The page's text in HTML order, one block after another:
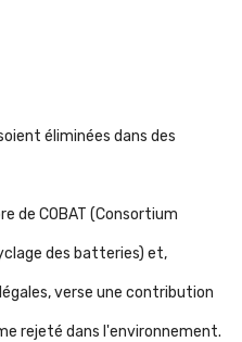
éliminées dans des
de COBAT (Consortium
des batteries) et,
verse une contribution
rejeté dans l'environnement.